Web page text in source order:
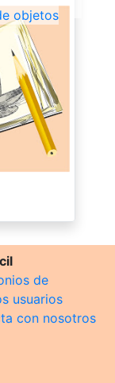
objetos
de
usuarios
con nosotros